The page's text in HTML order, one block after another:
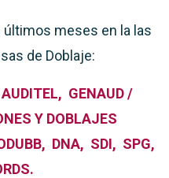
últimos meses en la las
de Doblaje:
AUDITEL, GENAUD /
Y DOBLAJES
DNA, SDI, SPG,